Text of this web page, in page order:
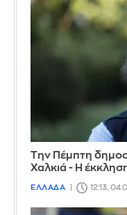
Την Πέμπτη
Χαλκιά - Η
ΕΛΛΑΔΑ 12:13,